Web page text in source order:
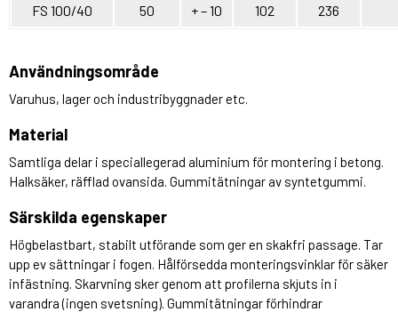
FS 100/40
50 + – 10 102 236
Användningsområde
Varuhus, lager och industribyggnader etc.
Material
Samtliga delar i speciallegerad aluminium för montering i betong.
Halksäker, räfflad ovansida. Gummitätningar av syntetgummi.
Särskilda egenskaper
Högbelastbart, stabilt utförande som ger en skakfri passage. Tar
upp ev sättningar i fogen. Hålförsedda monteringsvinklar för säker
infästning. Skarvning sker genom att profilerna skjuts in i
varandra (ingen svetsning). Gummitätningar förhindrar